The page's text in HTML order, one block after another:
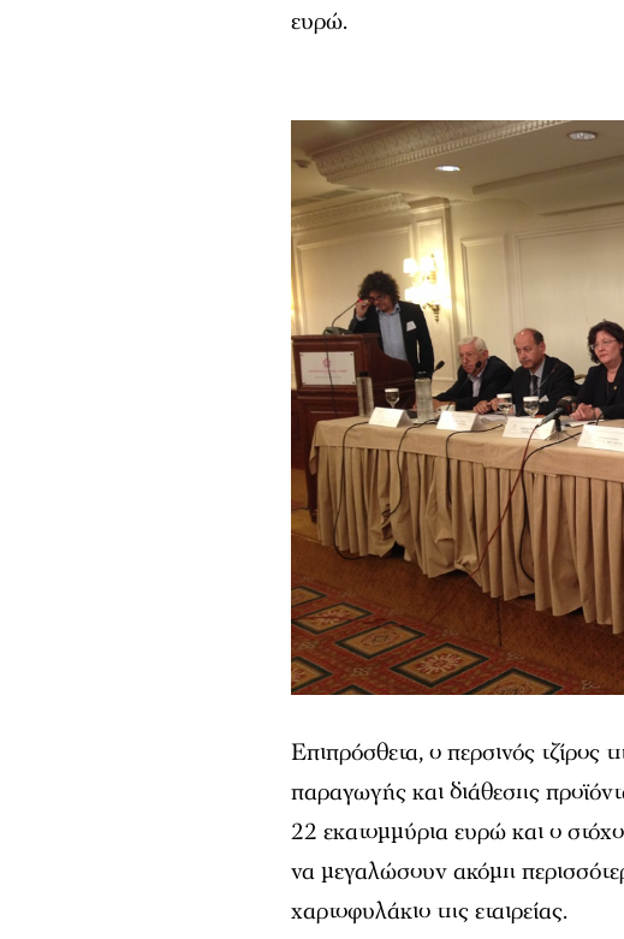
ευρώ.
Επιπρόσθετα, ο περσινός τζίρος
παραγωγής και διάθεσης
22 εκατομμύρια ευρώ και ο
να μεγαλώσουν ακόμη
χαρτοφυλάκιο της εταιρείας.